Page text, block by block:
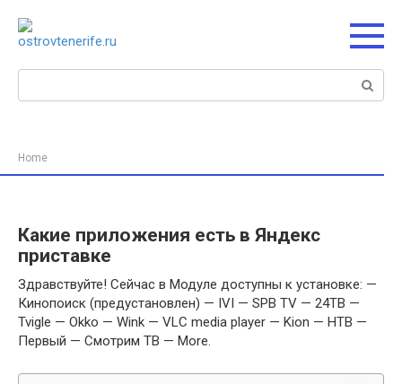
контенту
Поиск:
Home
Какие приложения есть в Яндекс
приставке
Здравствуйте! Сейчас в Модуле доступны к установке: —
Кинопоиск (предустановлен) — IVI — SPB TV — 24ТВ —
Tvigle — Okko — Wink — VLC media player — Kion — НТВ —
Первый — Смотрим ТВ — More.